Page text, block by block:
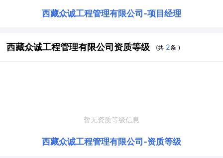
西藏众诚工程管理有限公司 -项目经理
西藏众诚工程管理有限公司资质等级 (共 2条 )
暂无资质等级信息
西藏众诚工程管理有限公司 -资质等级